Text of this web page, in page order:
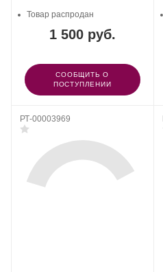
1 500 руб.
Товар распродан
СООБЩИТЬ О
ПОСТУПЛЕНИИ
РТ-00003969